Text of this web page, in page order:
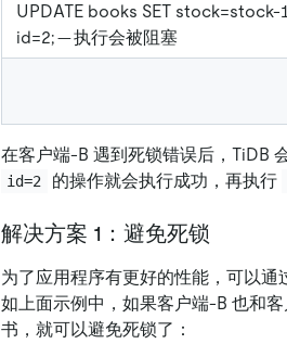
UPDATE books SET stock=stock-
id=2; -- 执行会被阻塞
在客户端-B 遇到死锁错误后，TiDB
id=2 的操作就会执行成功，再执行
解决方案 1：避免死锁
为了应用程序有更好的性能，可以
如上面示例中，如果客户端-B 也和
书，就可以避免死锁了：